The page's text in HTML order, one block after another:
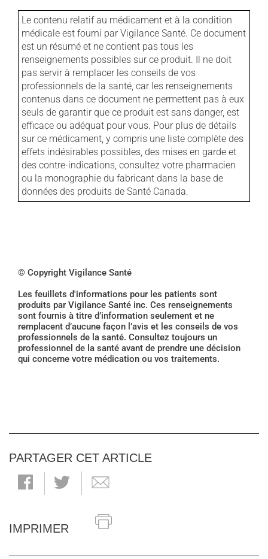
Le contenu relatif au médicament et à la condition
médicale est fourni par Vigilance Santé. Ce document
est un résumé et ne contient pas tous les
renseignements possibles sur ce produit. Il ne doit
pas servir à remplacer les conseils de vos
professionnels de la santé, car les renseignements
contenus dans ce document ne permettent pas à eux
seuls de garantir que ce produit est sans danger, est
efficace ou adéquat pour vous. Pour plus de détails
sur ce médicament, y compris une liste complète des
effets indésirables possibles, des mises en garde et
des contre-indications, consultez votre pharmacien
ou la monographie du fabricant dans la base de
données des produits de Santé Canada.
© Copyright Vigilance Santé
Les feuillets d'informations pour les patients sont
produits par Vigilance Santé inc. Ces renseignements
sont fournis à titre d’information seulement et ne
remplacent d’aucune façon l’avis et les conseils de vos
professionnels de la santé. Consultez toujours un
professionnel de la santé avant de prendre une décision
qui concerne votre médication ou vos traitements.
PARTAGER CET ARTICLE
IMPRIMER